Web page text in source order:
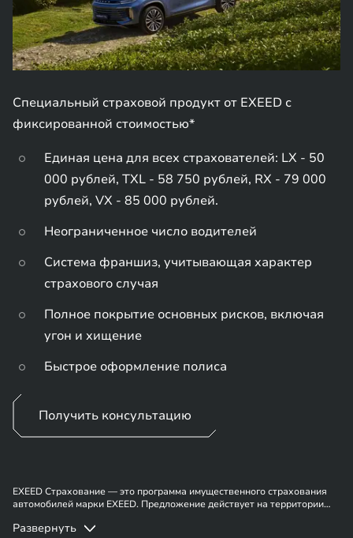
Специальный страховой продукт от EXEED с
фиксированной стоимостью*
Единая цена для всех страхователей: LX - 50
000 рублей, TXL - 58 750 рублей, RX - 79 000
рублей, VX - 85 000 рублей.
Неограниченное число водителей
Система франшиз, учитывающая характер
страхового случая
Полное покрытие основных рисков, включая
угон и хищение
Быстрое оформление полиса
Получить консультацию
EXEED Страхование — это программа имущественного страхования
автомобилей марки EXEED. Предложение действует на территории
продаж.
Развернуть